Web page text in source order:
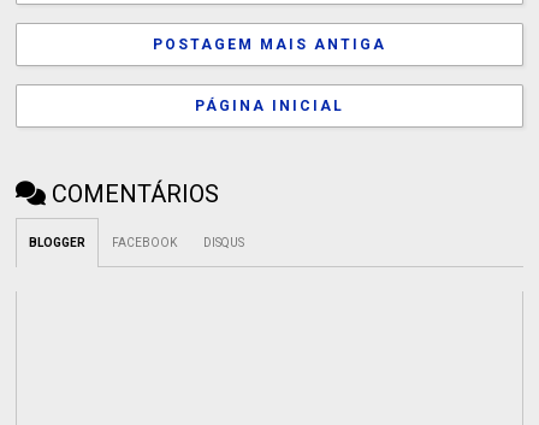
POSTAGEM MAIS ANTIGA
PÁGINA INICIAL
COMENTÁRIOS
BLOGGER FACEBOOK DISQUS